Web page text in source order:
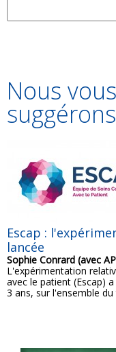
Nous vous
Escap :
lancée
Sophie Conrard (avec
L'expérimentation
avec le patient (Escap)
3 ans, sur l'ensemble